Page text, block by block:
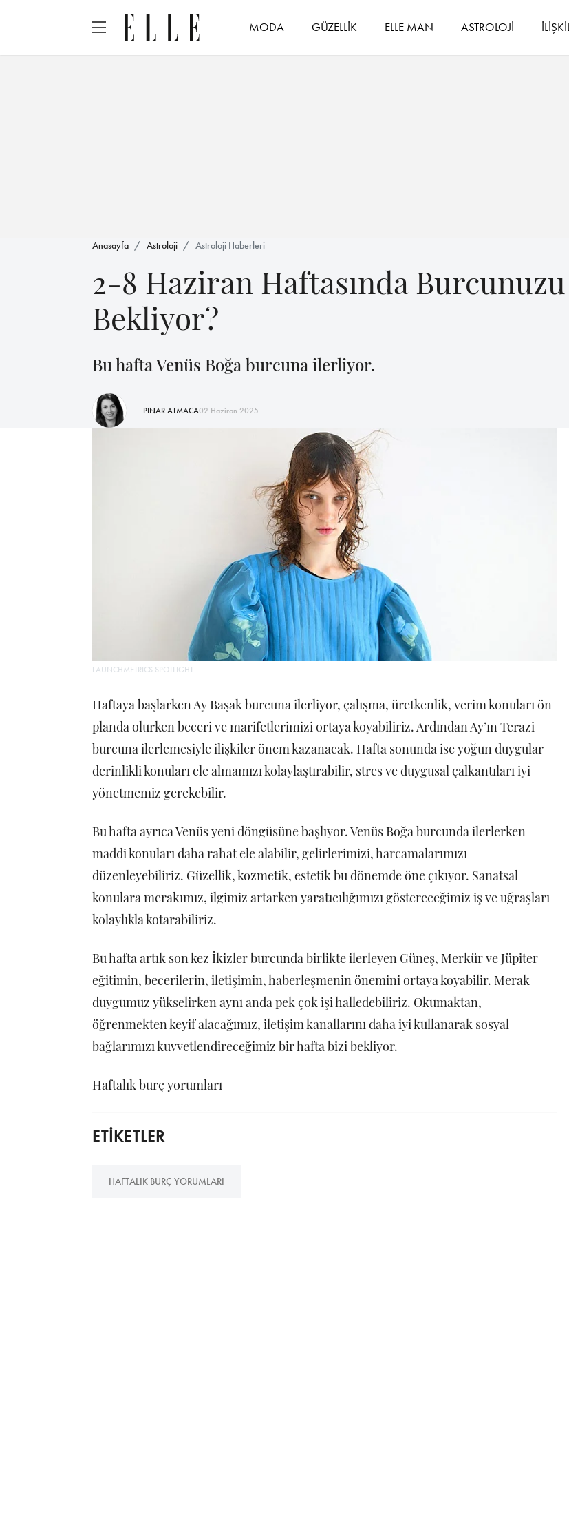
MODA GÜZELLİK ELLE MAN ASTROLOJİ
Anasayfa Astroloji Astroloji Haberleri
2-8 Haziran Haftasında
Bekliyor?
Bu hafta Venüs Boğa burcuna ilerliyor.
PINAR ATMACA02 Haziran 2025
LAUNCHMETRICS SPOTLIGHT
Haftaya başlarken Ay Başak burcuna ilerliyor, çalışma, üretkenlik, verim konuları ön
planda olurken beceri ve marifetlerimizi ortaya koyabiliriz. Ardından Ay’ın Terazi
burcuna ilerlemesiyle ilişkiler önem kazanacak. Hafta sonunda ise yoğun duygular
derinlikli konuları ele almamızı kolaylaştırabilir, stres ve duygusal çalkantıları iyi
yönetmemiz gerekebilir.
Bu hafta ayrıca Venüs yeni döngüsüne başlıyor. Venüs Boğa burcunda ilerlerken
maddi konuları daha rahat ele alabilir, gelirlerimizi, harcamalarımızı
düzenleyebiliriz. Güzellik, kozmetik, estetik bu dönemde öne çıkıyor. Sanatsal
konulara merakımız, ilgimiz artarken yaratıcılığımızı göstereceğimiz iş ve uğraşları
kolaylıkla kotarabiliriz.
Bu hafta artık son kez İkizler burcunda birlikte ilerleyen Güneş, Merkür ve Jüpiter
eğitimin, becerilerin, iletişimin, haberleşmenin önemini ortaya koyabilir. Merak
duygumuz yükselirken aynı anda pek çok işi halledebiliriz. Okumaktan,
öğrenmekten keyif alacağımız, iletişim kanallarını daha iyi kullanarak sosyal
bağlarımızı kuvvetlendireceğimiz bir hafta bizi bekliyor.
Haftalık burç yorumları
ETİKETLER
HAFTALIK BURÇ YORUMLARI